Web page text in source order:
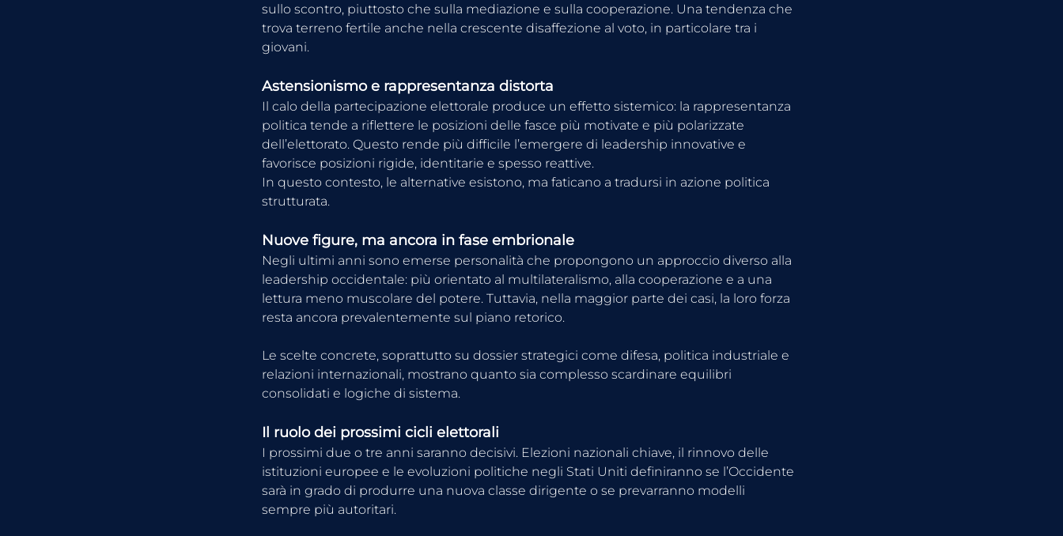
sullo scontro, piuttosto che sulla mediazione e sulla cooperazione. Una tendenza che
trova terreno fertile anche nella crescente disaffezione al voto, in particolare tra i
giovani.
Astensionismo e rappresentanza distorta
Il calo della partecipazione elettorale produce un effetto sistemico: la rappresentanza
politica tende a riflettere le posizioni delle fasce più motivate e più polarizzate
dell’elettorato. Questo rende più difficile l’emergere di leadership innovative e
favorisce posizioni rigide, identitarie e spesso reattive.
In questo contesto, le alternative esistono, ma faticano a tradursi in azione politica
strutturata.
Nuove figure, ma ancora in fase embrionale
Negli ultimi anni sono emerse personalità che propongono un approccio diverso alla
leadership occidentale: più orientato al multilateralismo, alla cooperazione e a una
lettura meno muscolare del potere. Tuttavia, nella maggior parte dei casi, la loro forza
resta ancora prevalentemente sul piano retorico.
Le scelte concrete, soprattutto su dossier strategici come difesa, politica industriale e
relazioni internazionali, mostrano quanto sia complesso scardinare equilibri
consolidati e logiche di sistema.
Il ruolo dei prossimi cicli elettorali
I prossimi due o tre anni saranno decisivi. Elezioni nazionali chiave, il rinnovo delle
istituzioni europee e le evoluzioni politiche negli Stati Uniti definiranno se l’Occidente
sarà in grado di produrre una nuova classe dirigente o se prevarranno modelli
sempre più autoritari.